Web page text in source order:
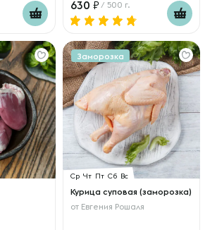
630 / 500 г.
Заморозка
Ср Чт Пт Сб Вс
Курица суповая (заморозка)
от Евгения Рошаля